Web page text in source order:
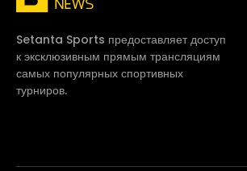
Setanta Sports предоставляет доступ
к эксклюзивным прямым трансляциям
самых популярных спортивных
турниров.